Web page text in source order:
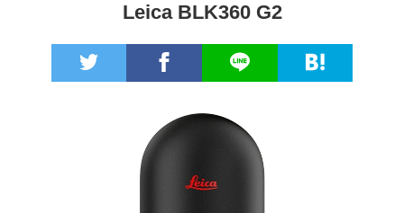
Leica BLK360 G2